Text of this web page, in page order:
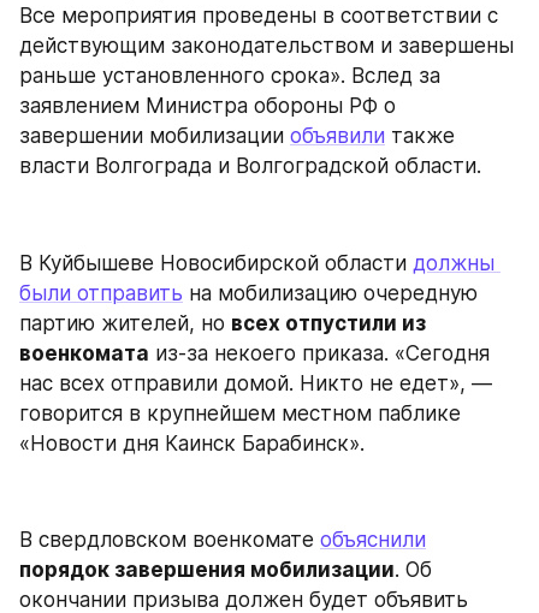
Все мероприятия проведены в соответствии с
действующим законодательством и завершены
раньше установленного срока». Вслед за
заявлением Министра обороны РФ о
завершении мобилизации объявили также
власти Волгограда и Волгоградской области.
В Куйбышеве Новосибирской области должны
были отправить на мобилизацию очередную
партию жителей, но всех отпустили из
военкомата из-за некоего приказа. «Сегодня
нас всех отправили домой. Никто не едет», —
говорится в крупнейшем местном паблике
«Новости дня Каинск Барабинск».
В свердловском военкомате объяснили
порядок завершения мобилизации. Об
окончании призыва должен будет объявить